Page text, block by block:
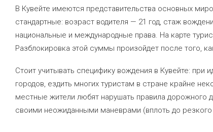
В Кувейте имеются представительства основных
стандартные: возраст водителя — 21 год, стаж
национальные и международные права. На карте
Разблокировка этой суммы произойдет после того,
Стоит учитывать специфику вождения в Кувейте: при
городов, ездить многих туристам в стране крайне
местные жители любят нарушать правила дорожного
своими неожиданными маневрами (вплоть до